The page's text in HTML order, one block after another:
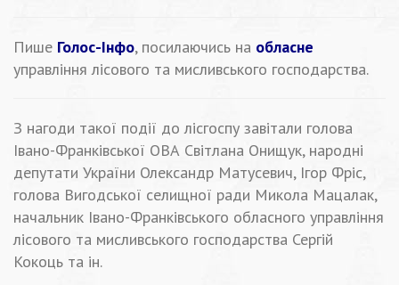
Пише Голос-Інфо, посилаючись на обласне
управління лісового та мисливського господарства.
З нагоди такої події до лісгоспу завітали голова
Івано-Франківської ОВА Світлана Онищук, народні
депутати України Олександр Матусевич, Ігор Фріс,
голова Вигодської селищної ради Микола Мацалак,
начальник Івано-Франківського обласного управління
лісового та мисливського господарства Сергій
Кокоць та ін.